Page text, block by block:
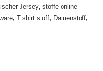
Jersey,stoffe online
,T shirt stoff, Damenstoff,